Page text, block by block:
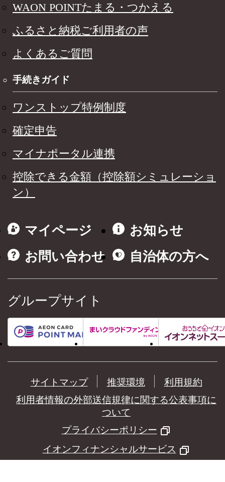
WAON POINTたまる・つかえる
ふるさと納税ご利用者の声
よくあるご質問
手続きガイド
ワンストップ特例制度
確定申告
マイナポータル連携
控除できる金額（控除額シミュレーショ
ン）
マイページ
お知らせ
お問い合わせ
自治体の方へ
グループサイト
サイトマップ 推奨環境
利用規約
利用者情報の外部送信規律に関する公表事項に
ついて
プライバシーポリシー
イオンフィナンシャルサービス